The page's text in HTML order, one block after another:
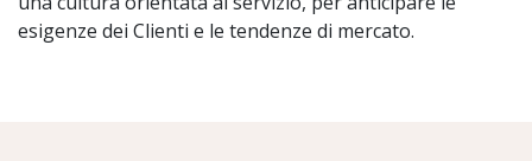
esigenze dei Clienti e le tendenze di mercato.